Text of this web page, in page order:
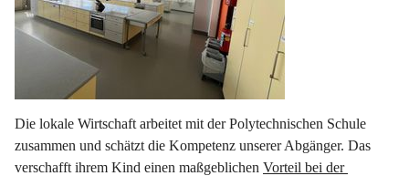
Die lokale Wirtschaft arbeitet mit der Polytechnischen Schule
zusammen und schätzt die Kompetenz unserer Abgänger. Das
verschafft ihrem Kind einen maßgeblichen Vorteil bei der